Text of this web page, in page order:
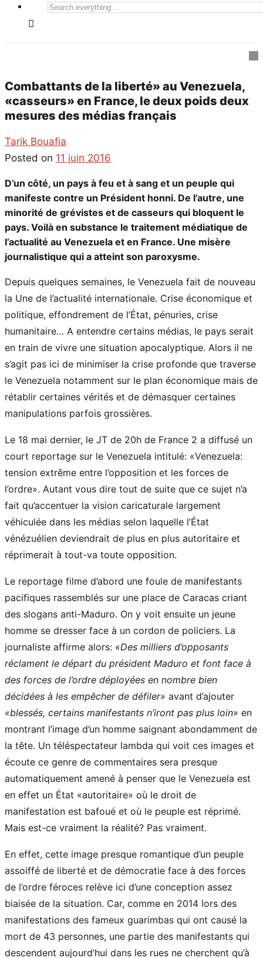
Search
Combattants de la liberté» au Venezuela,
«casseurs» en France, le deux poids deux
mesures des médias français
Tarik Bouafia
Posted on 11 juin 2016
D’un côté, un pays à feu et à sang et un peuple qui
manifeste contre un Président honni. De l’autre, une
minorité de grévistes et de casseurs qui bloquent le
pays. Voilà en substance le traitement médiatique de
l’actualité au Venezuela et en France. Une misère
journalistique qui a atteint son paroxysme.
Depuis quelques semaines, le Venezuela fait de nouveau
la Une de l’actualité internationale. Crise économique et
politique, effondrement de l’État, pénuries, crise
humanitaire… A entendre certains médias, le pays serait
en train de vivre une situation apocalyptique. Alors il ne
s’agit pas ici de minimiser la crise profonde que traverse
le Venezuela notamment sur le plan économique mais de
rétablir certaines vérités et de démasquer certaines
manipulations parfois grossières.
Le 18 mai dernier, le JT de 20h de France 2 a diffusé un
court reportage sur le Venezuela intitulé: «Venezuela:
tension extrême entre l’opposition et les forces de
l’ordre». Autant vous dire tout de suite que ce sujet n’a
fait qu’accentuer la vision caricaturale largement
véhiculée dans les médias selon laquelle l’État
vénézuélien deviendrait de plus en plus autoritaire et
réprimerait à tout-va toute opposition.
Le reportage filme d’abord une foule de manifestants
pacifiques rassemblés sur une place de Caracas criant
des slogans anti-Maduro. On y voit ensuite un jeune
homme se dresser face à un cordon de policiers. La
journaliste affirme alors: «Des milliers d’opposants
réclament le départ du président Maduro et font face à
des forces de l’ordre déployées en nombre bien
décidées à les empêcher de défiler» avant d’ajouter
«blessés, certains manifestants n’iront pas plus loin» en
montrant l’image d’un homme saignant abondamment de
la tête. Un téléspectateur lambda qui voit ces images et
écoute ce genre de commentaires sera presque
automatiquement amené à penser que le Venezuela est
en effet un État «autoritaire» où le droit de
manifestation est bafoué et où le peuple est réprimé.
Mais est-ce vraiment la réalité? Pas vraiment.
En effet, cette image presque romantique d’un peuple
assoiffé de liberté et de démocratie face à des forces
de l’ordre féroces relève ici d’une conception assez
biaisée de la situation. Car, comme en 2014 lors des
manifestations des fameux guarimbas qui ont causé la
mort de 43 personnes, une partie des manifestants qui
descendent aujourd’hui dans les rues ne cherchent qu’à